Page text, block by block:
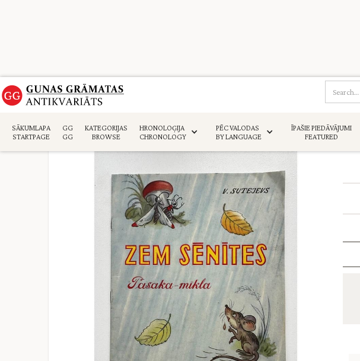
SĀKUMLAPA
STARTPAGE
GG
GG
KATEGORIJAS
BROWSE
HRONOLOĢIJA
CHRONOLOGY
PĒC VALODAS
BY LANGUAGE
ĪPAŠIE PIEDĀVĀJUMI
FEATURED
Sākumlapa